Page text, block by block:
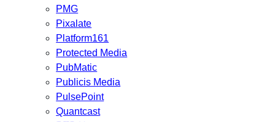
PMG
Pixalate
Platform161
Protected Media
PubMatic
Publicis Media
PulsePoint
Quantcast